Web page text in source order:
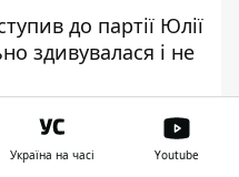
до партії Юлії
здивувалася і не
Саліванчук
поганого
Україна на часі Youtube